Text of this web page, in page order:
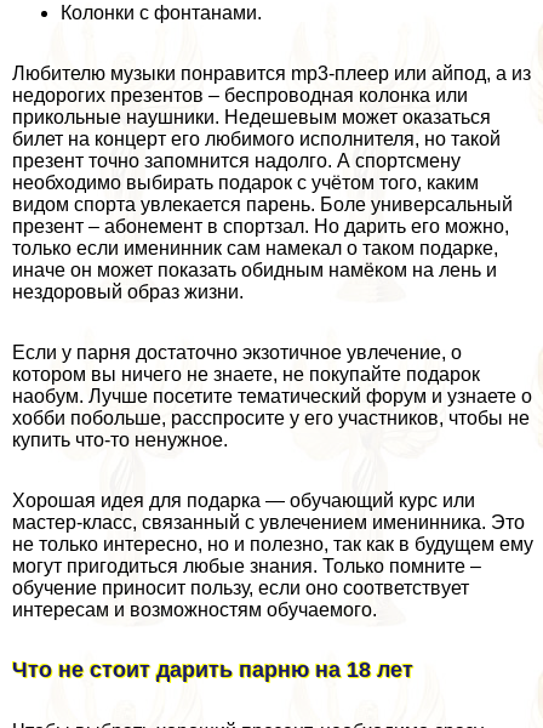
Колонки с фонтанами.
Любителю музыки понравится mp3-плеер или айпод, а из
недорогих презентов – беспроводная колонка или
прикольные наушники. Недешевым может оказаться
билет на концерт его любимого исполнителя, но такой
презент точно запомнится надолго. А спортсмену
необходимо выбирать подарок с учётом того, каким
видом спорта увлекается парень. Боле универсальный
презент – абонемент в спортзал. Но дарить его можно,
только если именинник сам намекал о таком подарке,
иначе он может показать обидным намёком на лень и
нездоровый образ жизни.
Если у парня достаточно экзотичное увлечение, о
котором вы ничего не знаете, не покупайте подарок
наобум. Лучше посетите тематический форум и узнаете о
хобби побольше, расспросите у его участников, чтобы не
купить что-то ненужное.
Хорошая идея для подарка — обучающий курс или
мастер-класс, связанный с увлечением именинника. Это
не только интересно, но и полезно, так как в будущем ему
могут пригодиться любые знания. Только помните –
обучение приносит пользу, если оно соответствует
интересам и возможностям обучаемого.
Что не стоит дарить парню на 18 лет